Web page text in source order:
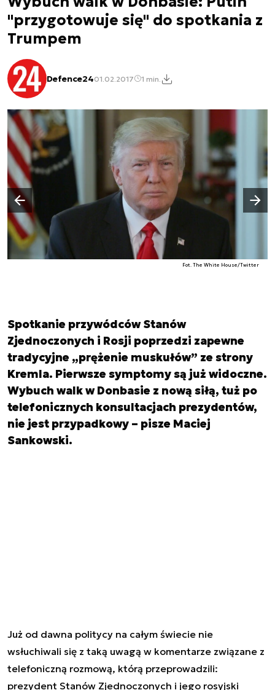
"przygotowuje się" do spotkania z
Trumpem
Defence2401.02.2017 1 min.
Fot. The White House/Twitter
Poprzedni slajd
Następny slajd
Spotkanie przywódców Stanów
Zjednoczonych i Rosji poprzedzi zapewne
tradycyjne „prężenie muskułów” ze strony
Kremla. Pierwsze symptomy są już widoczne.
Wybuch walk w Donbasie z nową siłą, tuż po
telefonicznych konsultacjach prezydentów,
nie jest przypadkowy – pisze Maciej
Sankowski.
Już od dawna politycy na całym świecie nie
wsłuchiwali się z taką uwagą w komentarze związane z
telefoniczną rozmową, którą przeprowadzili:
prezydent Stanów Zjednoczonych i jego rosyjski